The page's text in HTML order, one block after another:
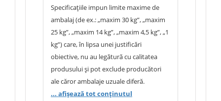
vopsele alchidice, emailuri, grunduri și
alte materiale similare. Caracteristicile
produsului de referință reprezintă
cerințe minime, fiind acceptat orice
diluant echivalent care asigură
compatibilitatea și funcționalitatea
necesare pentru utilizările menționate și
care demonstrează, prin documentația
Specificațiile impun limite maxime de
ambalaj (de ex.: „maxim 30 kg”, „maxim
25 kg”, „maxim 14 kg”, „maxim 4,5 kg”, „1
kg”) care, în lipsa unei justificări
obiective, nu au legătură cu calitatea
produsului și pot exclude producători
ale căror ambalaje uzuale diferă.
Solicităm justificarea fiecărui plafon prin
... afișează tot conținutul